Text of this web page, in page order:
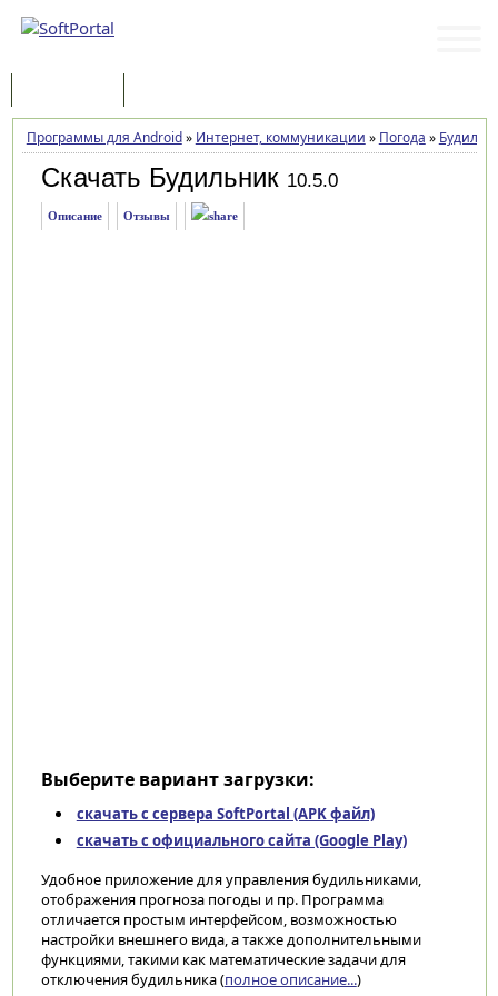
Программы для Android» Интернет, коммуникации » Погода »
Скачать Будильник 10.5.0
Описание Отзывы
Выберите вариант загрузки:
скачать с сервера SoftPortal (APK файл)
скачать с официального сайта (Google Play)
Удобное приложение для управления будильниками,
отображения прогноза погоды и пр. Программа
отличается простым интерфейсом, возможностью
настройки внешнего вида, а также дополнительными
функциями, такими как математические задачи для
отключения будильника (полное описание...)